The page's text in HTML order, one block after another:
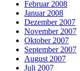
Februar 2008
Januar 2008
Dezember 2007
November 2007
Oktober 2007
September 2007
August 2007
Juli 2007